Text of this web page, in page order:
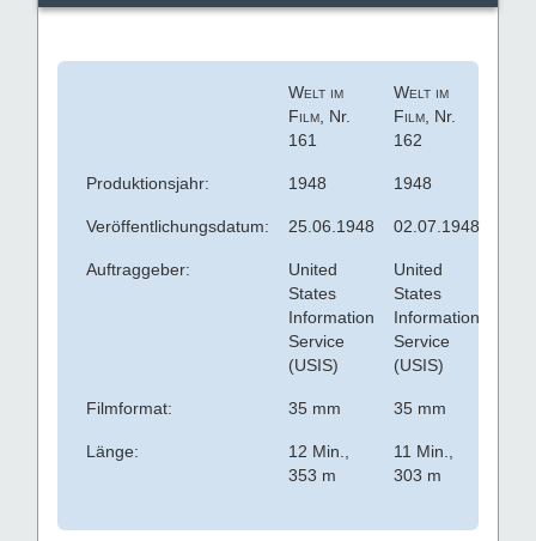
Welt im
Film , Nr.
161
Welt im
Film , Nr.
162
Produktionsjahr: 1948 1948
Veröffentlichungsdatum: 25.06.1948 02.07.1948
Auftraggeber:
United
States
Information
Service
(USIS)
United
States
Information
Service
(USIS)
Filmformat: 35 mm 35 mm
Länge:
12 Min.,
353 m
11 Min.,
303 m